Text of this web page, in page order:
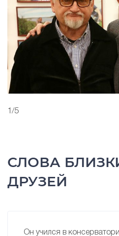
1/5
СЛОВА
ДРУЗЕЙ
Он учился в